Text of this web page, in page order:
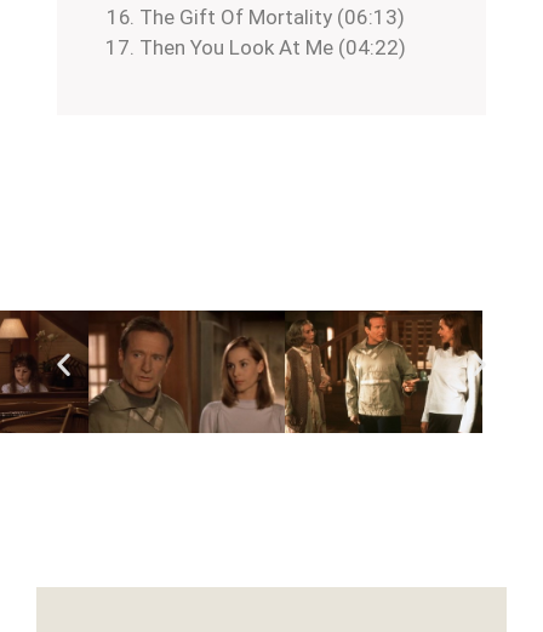
The Gift Of Mortality (06:13)
Then You Look At Me (04:22)